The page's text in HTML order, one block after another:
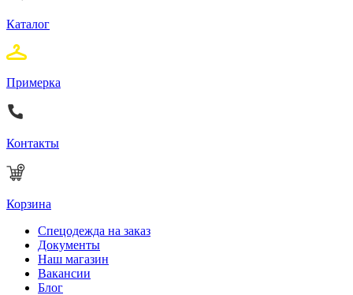
Каталог
Примерка
Контакты
Корзина
Спецодежда на заказ
Документы
Наш магазин
Вакансии
Блог